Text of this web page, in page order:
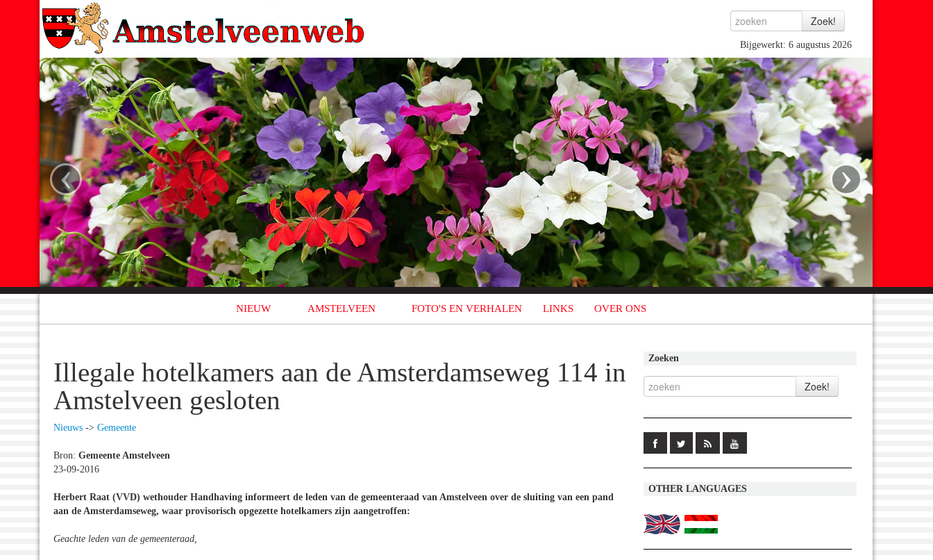
Bijgewerkt: 6 augustus 2026
‹ ›
NIEUW AMSTELVEEN FOTO'S EN VERHALEN LINKS OVER ONS
Illegale hotelkamers aan de Amsterdamseweg 114 in
Amstelveen gesloten
Nieuws -> Gemeente
Bron: Gemeente Amstelveen
23-09-2016
Herbert Raat (VVD) wethouder Handhaving informeert de leden van de gemeenteraad van Amstelveen over de sluiting van een pand
aan de Amsterdamseweg, waar provisorisch opgezette hotelkamers zijn aangetroffen:
Geachte leden van de gemeenteraad,
Zoeken
OTHER LANGUAGES